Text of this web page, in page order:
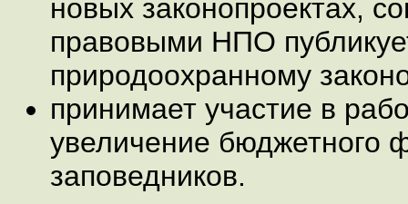
новых законопроектах,
правовыми НПО
природоохранному
принимает участие в
увеличение бюджетного
заповедников.